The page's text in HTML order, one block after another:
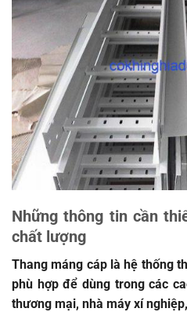
Những thông tin cần
chất lượng
Thang máng cáp là hệ thống
phù hợp để dùng trong các
thương mại, nhà máy xí